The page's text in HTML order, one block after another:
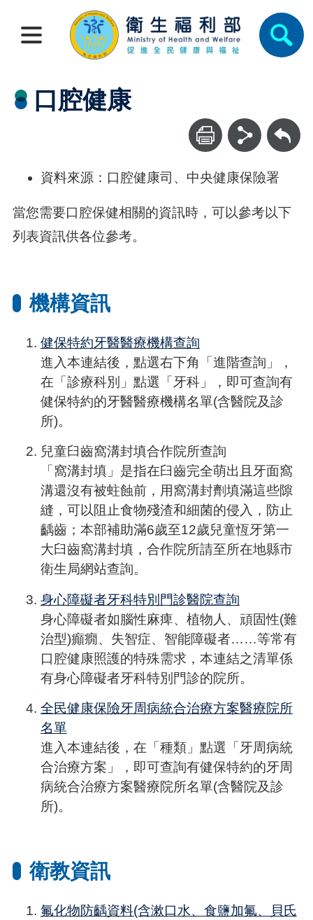
口腔健康
回上一頁
資料來源：口腔健康司、中央健康保險署
當您需要口腔保健相關的資訊時，可以參考以下
列表資訊供各位參考。
機構資訊
健保特約牙醫醫療機構查詢
進入本連結後，點選右下角「進階查詢」，
在「診療科別」點選「牙科」，即可查詢有
健保特約的牙醫醫療機構名單(含醫院及診
所)。
兒童臼齒窩溝封填合作院所查詢
「窩溝封填」是指在臼齒完全萌出且牙面窩
溝還沒有被蛀蝕前，用窩溝封劑填滿這些隙
縫，可以阻止食物殘渣和細菌的侵入，防止
齲齒；本部補助滿6歲至12歲兒童恆牙第一
大臼齒窩溝封填，合作院所請至所在地縣市
衛生局網站查詢。
身心障礙者牙科特別門診醫院查詢
身心障礙者如腦性麻痺、植物人、頑固性(難
治型)癲癇、失智症、智能障礙者……等常有
口腔健康照護的特殊需求，本連結之清單係
有身心障礙者牙科特別門診的院所。
全民健康保險牙周病統合治療方案醫療院所
名單
進入本連結後，在「種類」點選「牙周病統
合治療方案」，即可查詢有健保特約的牙周
病統合治療方案醫療院所名單(含醫院及診
所)。
衛教資訊
氟化物防齲資料(含漱口水、食鹽加氟、貝氏